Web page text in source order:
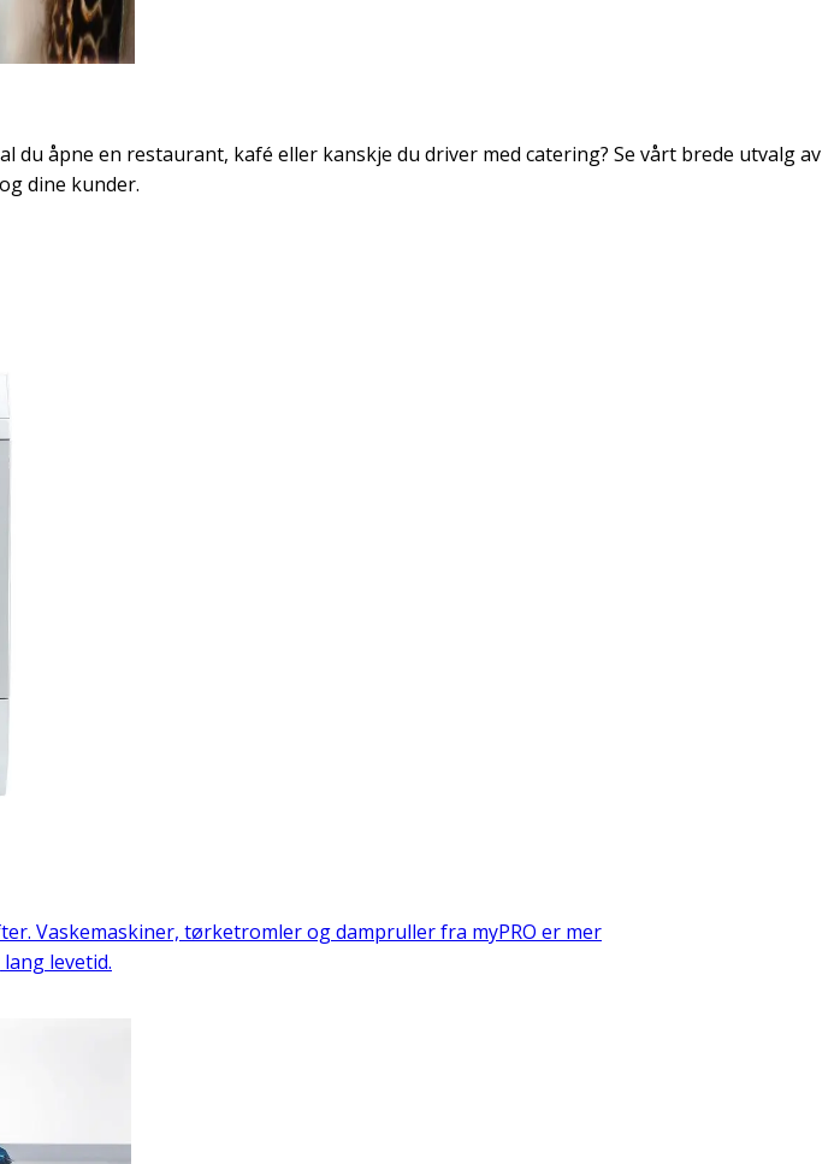
åpne en restaurant, kafé eller kanskje du driver med catering? Se vårt brede utvalg av
dine kunder.
Vaskemaskiner, tørketromler og dampruller fra myPRO er mer
levetid.